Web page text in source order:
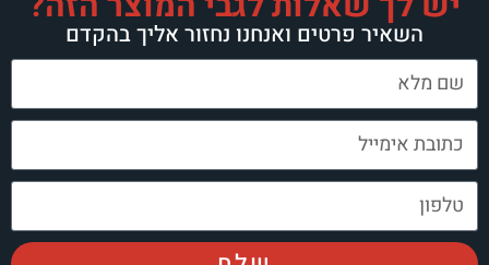
ואנחנו נחזור אליך בהקדם